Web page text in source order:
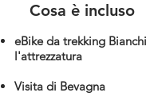
Cosa è incluso
eBike da trekking
l'attrezzatura
Visita di Bevagna